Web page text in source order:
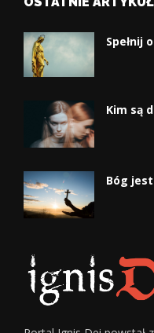
Spełnij
Kim są
Bóg